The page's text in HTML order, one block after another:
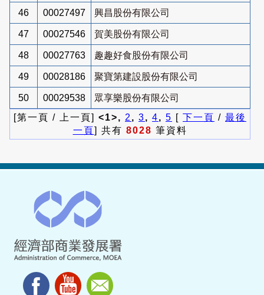
46 00027497 興昌股份有限公司
47 00027546 賀美股份有限公司
48 00027763 趣趣好食股份有限公司
49 00028186 聚寶第建設股份有限公司
50 00029538
眾享樂股份有限公司
[第一頁 / 上一頁] <1>, 2 , 3, 4, 5 [ 下一頁 / 最後
一頁] 共有 8028 筆資料